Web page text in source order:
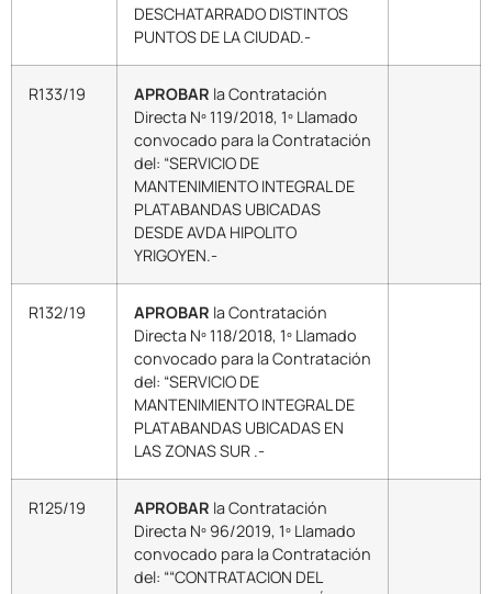
DESCHATARRADO DISTINTOS
PUNTOS DE LA CIUDAD.-
R133/19 APROBAR la Contratación
Directa Nº 119/2018, 1º Llamado
convocado para la Contratación
del: “SERVICIO DE
MANTENIMIENTO INTEGRAL DE
PLATABANDAS UBICADAS
DESDE AVDA HIPOLITO
YRIGOYEN.-
R132/19 APROBAR la Contratación
Directa Nº 118/2018, 1º Llamado
convocado para la Contratación
del: “SERVICIO DE
MANTENIMIENTO INTEGRAL DE
PLATABANDAS UBICADAS EN
LAS ZONAS SUR .-
R125/19 APROBAR la Contratación
Directa Nº 96/2019, 1º Llamado
convocado para la Contratación
del: ““CONTRATACION DEL